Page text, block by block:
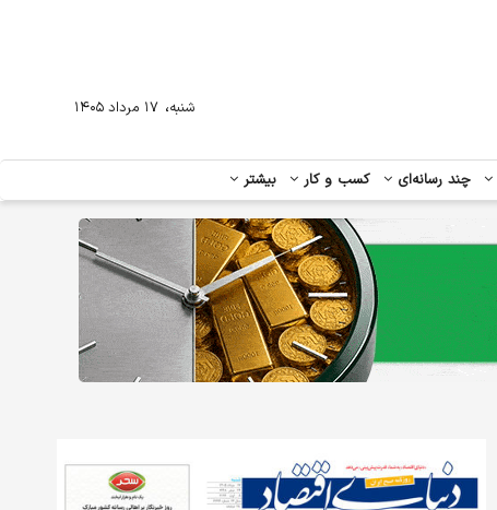
چند رسانه‌ای کسب و کار بیشتر
شنبه، ۱۷ مرداد ۱۴۰۵